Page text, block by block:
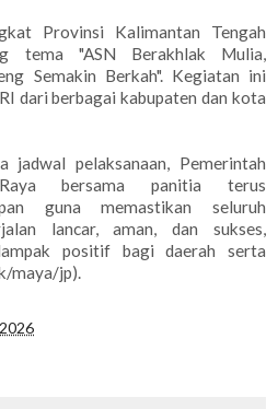
Provinsi Kalimantan Tengah
tema "ASN Berakhlak Mulia,
Semakin Berkah". Kegiatan ini
dari berbagai kabupaten dan kota
jadwal pelaksanaan, Pemerintah
bersama panitia terus
guna memastikan seluruh
lancar, aman, dan sukses,
positif bagi daerah serta
maya/jp).